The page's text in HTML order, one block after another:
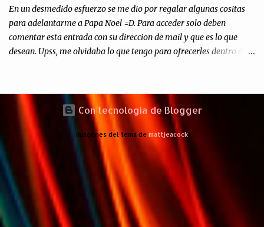
En un desmedido esfuerzo se me dio por regalar algunas cositas
para adelantarme a Papa Noel =D. Para acceder solo deben
comentar esta entrada con su direccion de mail y que es lo que
desean. Upss, me olvidaba lo que tengo para ofrecerles dentro de
del Sr. Angel Traversi de AMT Desarrollos * 7 Invitaciones para
Google Wave , si bien ya son muchas las que estan dando vueltas,
nunca estan de mas. (*) Sobre Subtes y Algo Mas : La forma más
fácil de conocer el Subte de la Ciudad de Buenos Aires Sabias que
en el Subte de Buenos Aires hay murales de artistas de renombre
internacional? Necesitas dinero ? Sabes cuáles estaciones tienen
cajeros automáticos? Necesitas conocer las estaciones que
disponen de ascensores o escaleras mecánicas? Y los horarios de
los trenes ? Cada línea tiene los suyos… podes saber cuándo abre y
a qué hora cierra cada una de e...
Con tecnología de Blogger
Imágenes del tema de mattjeacock